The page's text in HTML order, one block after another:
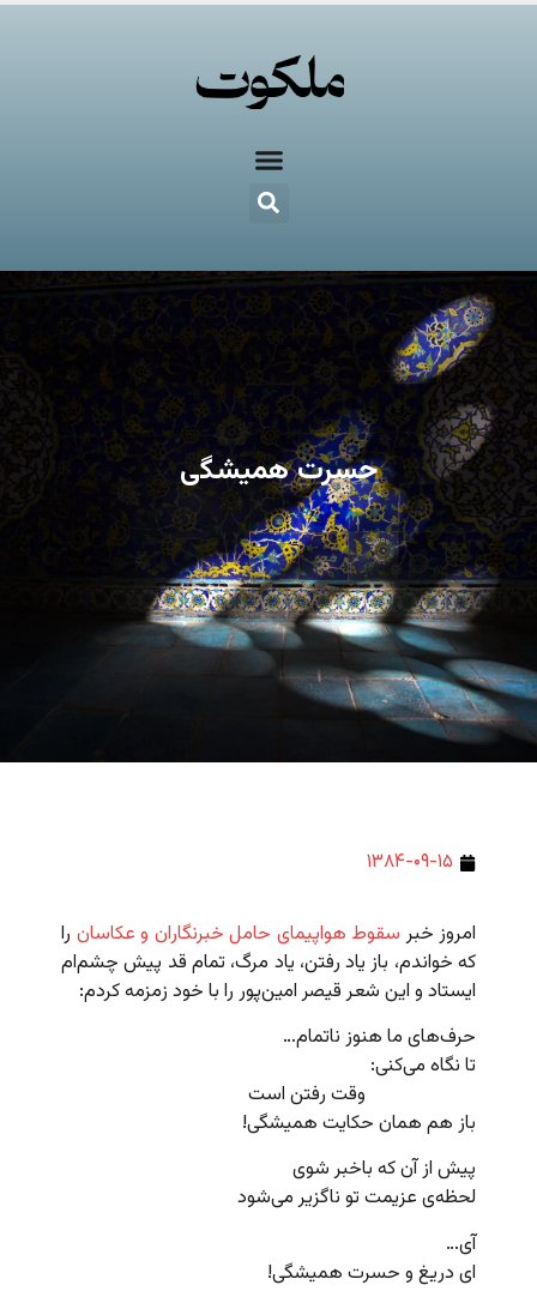
حسرت همیشگی
۱۳۸۴-۰۹-۱۵
امروز خبر سقوط هواپیمای حامل خبرنگاران و عکاسان را
که خواندم، باز یاد رفتن، یاد مرگ، تمام قد پیش چشم‌ام
ایستاد و این شعر قیصر امین‌پور را با خود زمزمه کردم:
حرف‌های ما هنوز ناتمام…
تا نگاه می‌کنی:
وقت رفتن است
باز هم همان حکایت همیشگی!
پیش از آن که باخبر شوی
لحظه‌ی عزیمت تو ناگزیر می‌شود
آی…
ای دریغ و حسرت همیشگی!